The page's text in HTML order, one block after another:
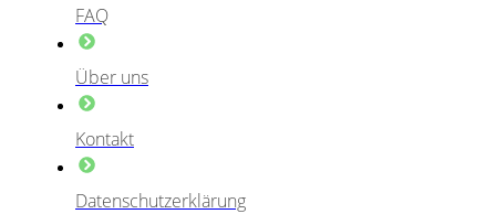
FAQ
Über uns
Kontakt
Datenschutzerklärung